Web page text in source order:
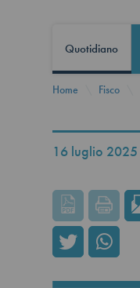
Quotidiano
Home Fisco
16 luglio 2025